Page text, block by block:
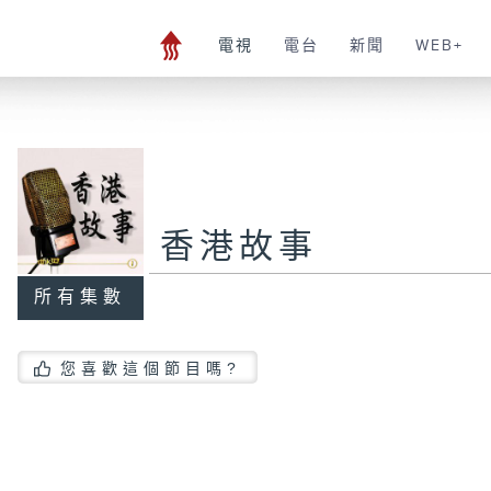
電視 電台 新聞 WEB+
所有集數
香港故事
您喜歡這個節目嗎?